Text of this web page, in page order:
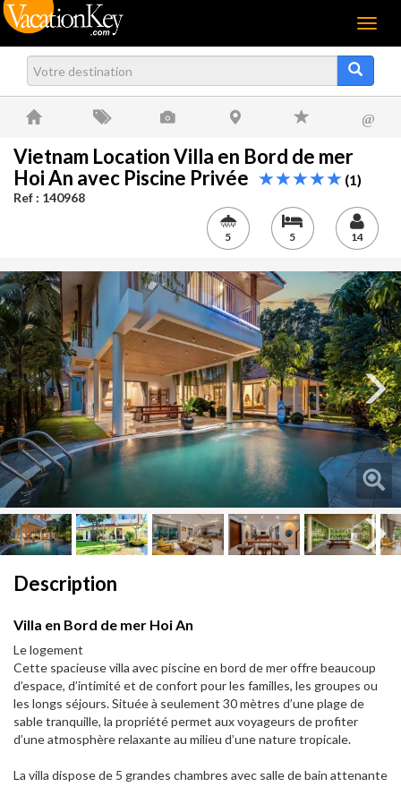
Menu
@
Vietnam Location Villa en Bord de mer
Hoi An avec Piscine Privée
(1)
Ref : 140968
5 5 14
Next
Description
Villa en Bord de mer Hoi An
Le logement
Cette spacieuse villa avec piscine en bord de mer offre beaucoup
d’espace, d’intimité et de confort pour les familles, les groupes ou
les longs séjours. Située à seulement 30 mètres d’une plage de
sable tranquille, la propriété permet aux voyageurs de profiter
d’une atmosphère relaxante au milieu d’une nature tropicale.
La villa dispose de 5 grandes chambres avec salle de bain attenante